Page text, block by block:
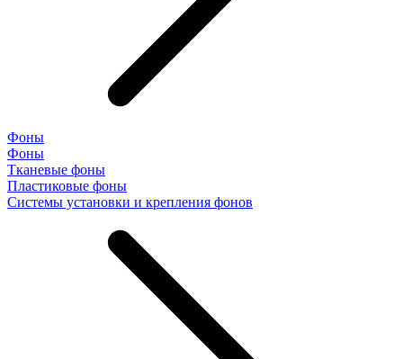
Фоны
Фоны
Тканевые фоны
Пластиковые фоны
Системы установки и крепления фонов